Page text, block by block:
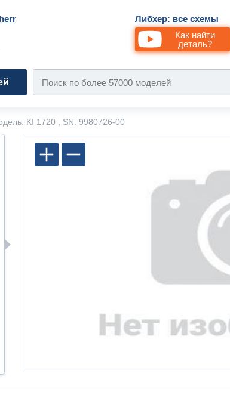
Либхер: все схемы
Как найти
деталь?
KI 1720 , SN: 9980726-00